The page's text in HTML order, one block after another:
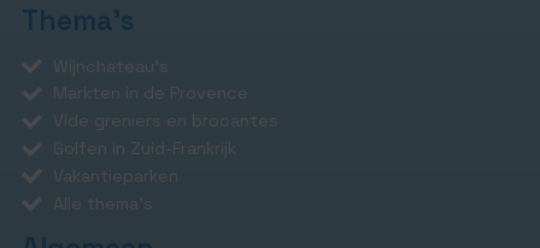
Thema's
Wijnchateau's
Markten in de Provence
Vide greniers en brocantes
Golfen in Zuid-Frankrijk
Vakantieparken
Alle thema's